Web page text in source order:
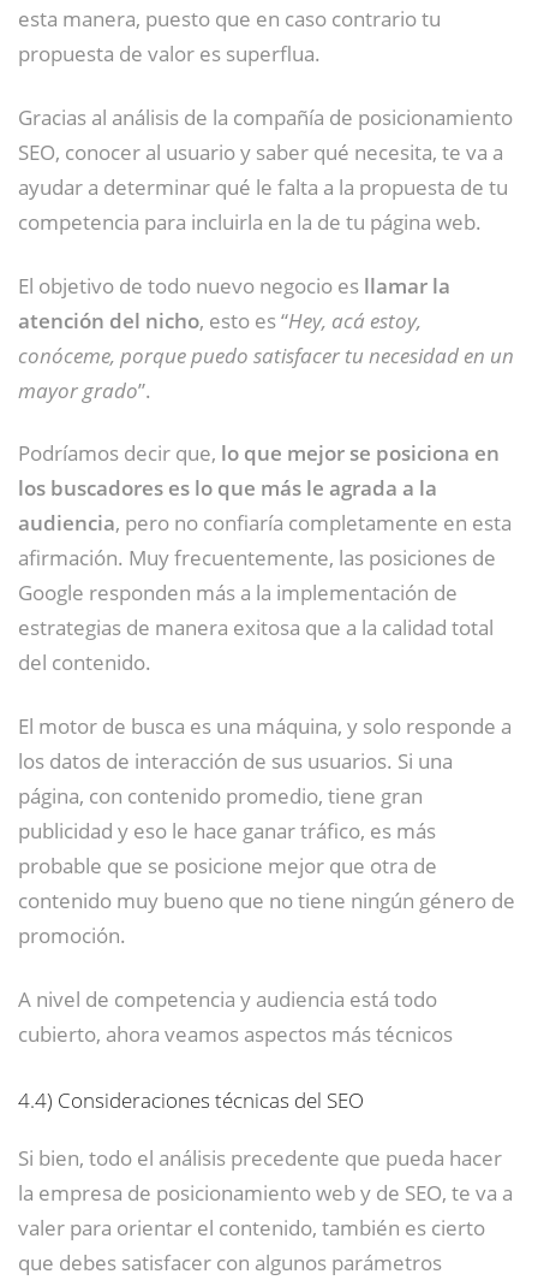
esta manera, puesto que en caso contrario tu
propuesta de valor es superflua.
Gracias al análisis de la compañía de posicionamiento
SEO, conocer al usuario y saber qué necesita, te va a
ayudar a determinar qué le falta a la propuesta de tu
competencia para incluirla en la de tu página web.
El objetivo de todo nuevo negocio es llamar la
atención del nicho, esto es “Hey, acá estoy,
conóceme, porque puedo satisfacer tu necesidad en un
mayor grado”.
Podríamos decir que, lo que mejor se posiciona en
los buscadores es lo que más le agrada a la
audiencia, pero no confiaría completamente en esta
afirmación. Muy frecuentemente, las posiciones de
Google responden más a la implementación de
estrategias de manera exitosa que a la calidad total
del contenido.
El motor de busca es una máquina, y solo responde a
los datos de interacción de sus usuarios. Si una
página, con contenido promedio, tiene gran
publicidad y eso le hace ganar tráfico, es más
probable que se posicione mejor que otra de
contenido muy bueno que no tiene ningún género de
promoción.
A nivel de competencia y audiencia está todo
cubierto, ahora veamos aspectos más técnicos
4.4) Consideraciones técnicas del SEO
Si bien, todo el análisis precedente que pueda hacer
la empresa de posicionamiento web y de SEO, te va a
valer para orientar el contenido, también es cierto
que debes satisfacer con algunos parámetros